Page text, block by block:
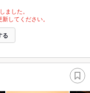
ました。
してください。
る